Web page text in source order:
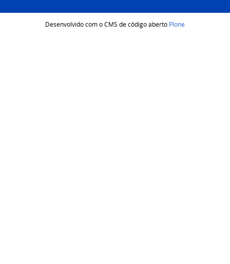
Desenvolvido com o CMS de código aberto Plone